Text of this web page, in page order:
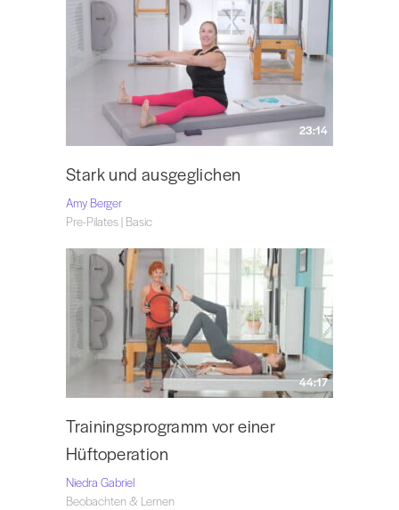
23:14
Stark und ausgeglichen
Amy Berger
Pre-Pilates | Basic
44:17
Trainingsprogramm vor einer
Hüftoperation
Niedra Gabriel
Beobachten & Lernen